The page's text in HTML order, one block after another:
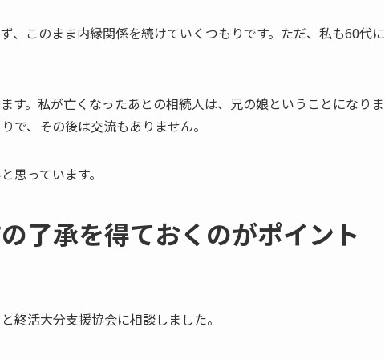
、このまま内縁関係を続けていくつもりです。ただ、私も60代に
す。私が亡くなったあとの相続人は、兄の娘ということになりま
で、その後は交流もありません。
思っています。
了承を​得ておくのが​ポイント
終活大分支援協会に相談しました。